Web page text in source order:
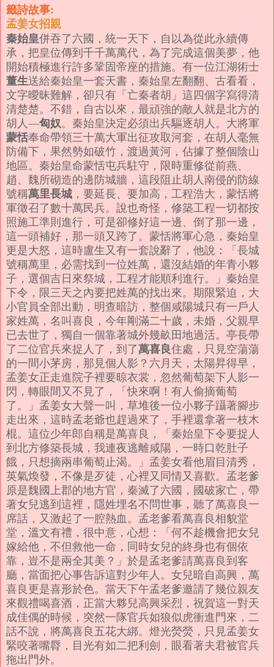
籤詩故事:
孟姜女招親
秦始皇併吞了六國，統一天下，自以為從此永續傳
承，把皇位傳到千千萬萬代，為了完成這個美夢，他
開始積極進行許多鞏固帝座的措施。 有一位江湖術士
董生送給秦始皇一套天書，秦始皇左翻翻、古看看，
文字曖昧難解，卻只有「亡秦者胡」這四個字寫得清
清楚楚。不錯，自古以來，最頑強的敵人就是北方的
胡人—匈奴。秦始皇決定必須出兵驅逐胡人。 大將軍
蒙恬奉命帶領三十萬大軍出征攻取河套，在胡人毫無
防備下，果然勢如破竹，渡過黃河，佔據了整個陰山
地區。秦始皇命蒙恬屯兵駐守，限時重修從前燕、
趙、魏所砌造的邊防城牆，這段阻止胡人南侵的防線
號稱萬里長城 ，要延長、要加高，工程浩大，蒙恬將
軍徵召了數十萬民兵。 說也奇怪，修築工程一切都按
照施工準則進行，可是卻修好這一邊、倒了那一邊，
這一頭補好，那一頭又跨了。蒙恬將軍心急，秦始皇
更是大怒，這時盧生又有一套說辭了，他說：「長城
號稱萬里，必需找到一位姓萬，還沒結婚的年青小夥
子，選個吉日來祭城，工程才能順利進行。」 秦始皇
下令，限三天之內要把姓萬的找出來。期限緊迫，大
小官員全部出動，明查暗訪，整個咸陽城只有一戶人
家姓萬，名叫喜良，今年剛滿二十歲，未婚，父親早
已去世了，獨自一個靠著城外幾畝田地過活。 亭長帶
了二位官兵來捉人了，到了萬喜良住處，只見空蕩蕩
的一間小茅房，那見個人影？ 六月天，太陽昇得早，
孟姜女正走進院子裡要晾衣裳，忽然葡萄架下人影一
閃，轉眼間又不見了，「快來啊！有人偷摘葡萄
了。」孟姜女大聲一叫，草堆後一位小夥子躡著腳步
走出來，這時孟老爺也趕過來了，手裡還拿著一枝木
棍。 這位少年郎自稱是萬喜良，「秦始皇下令要捉人
到北方修築長城，我連夜逃離咸陽，一時口乾肚子
餓，只想摘兩串葡萄止渴。」 孟姜女看他眉目清秀，
英氣煥發，不像是歹徒，心裡又同情又喜歡。孟老爹
原是魏國上郡的地方官，秦滅了六國，國破家亡，帶
著女兒逃到這裡，隱姓埋名不問世事，聽了萬喜良一
席話，又激起了一腔熱血。 孟老爹看萬喜良相貌堂
堂，溫文有禮，很中意，心想：「何不趁機會把女兒
嫁給他，不但救他一命，同時女兒的終身也有個依
靠，豈不是兩全其美？」於是孟老爹請萬喜良到客
廳，當面把心事告訴這對少年人。 女兒暗自高興，萬
喜良更是喜形於色。當天下午孟老爹邀請了幾位親友
來觀禮喝喜酒，正當大夥兒高興采烈，祝賀這一對天
成佳偶的時候，突然一隊官兵如狼似虎衝進門來，二
話不說，將萬喜良五花大綁。燈光熒熒，只見孟姜女
緊咬著嘴脣，目光有如二把利劍，眼看著夫君被官兵
拖出門外。